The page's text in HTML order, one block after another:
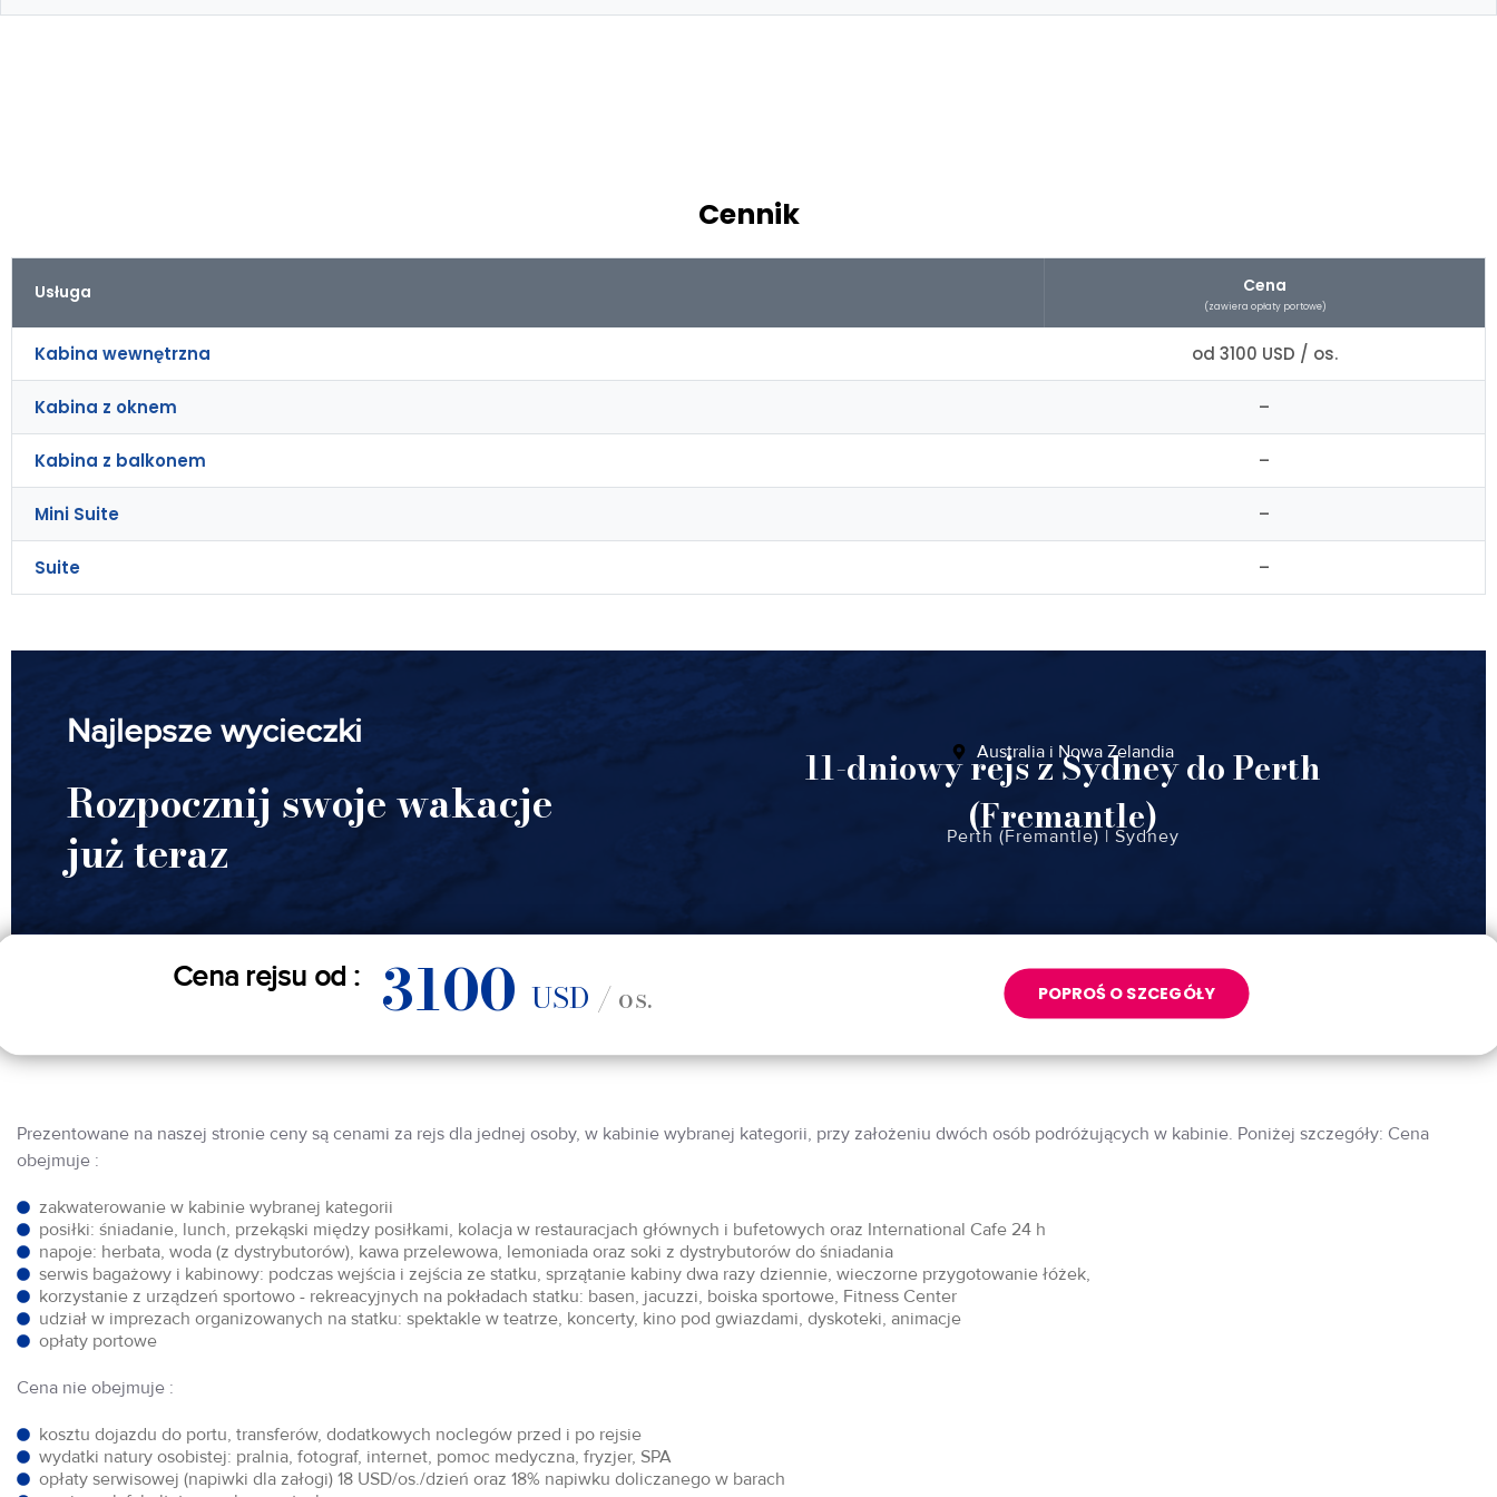
Cennik
Usługa Cena
(zawiera opłaty portowe)
Kabina wewnętrzna od 3100 USD / os.
Kabina z oknem –
Kabina z balkonem –
Mini Suite –
Suite –
Najlepsze wycieczki
Rozpocznij swoje wakacje
już teraz
Australia i Nowa Zelandia
11-dniowy rejs z Sydney do Perth
(Fremantle)
Perth (Fremantle) | Sydney
Cena rejsu od : 3100USD / os. POPROŚ O SZCEGÓŁY
Prezentowane na naszej stronie ceny są cenami za rejs dla jednej osoby, w kabinie wybranej kategorii, przy założeniu dwóch osób podróżujących w kabinie. Poniżej szczegóły: Cena
obejmuje :
zakwaterowanie w kabinie wybranej kategorii
posiłki: śniadanie, lunch, przekąski między posiłkami, kolacja w restauracjach głównych i bufetowych oraz International Cafe 24 h
napoje: herbata, woda (z dystrybutorów), kawa przelewowa, lemoniada oraz soki z dystrybutorów do śniadania
serwis bagażowy i kabinowy: podczas wejścia i zejścia ze statku, sprzątanie kabiny dwa razy dziennie, wieczorne przygotowanie łóżek,
korzystanie z urządzeń sportowo - rekreacyjnych na pokładach statku: basen, jacuzzi, boiska sportowe, Fitness Center
udział w imprezach organizowanych na statku: spektakle w teatrze, koncerty, kino pod gwiazdami, dyskoteki, animacje
opłaty portowe
Cena nie obejmuje :
kosztu dojazdu do portu, transferów, dodatkowych noclegów przed i po rejsie
wydatki natury osobistej: pralnia, fotograf, internet, pomoc medyczna, fryzjer, SPA
opłaty serwisowej (napiwki dla załogi) 18 USD/os./dzień oraz 18% napiwku doliczanego w barach